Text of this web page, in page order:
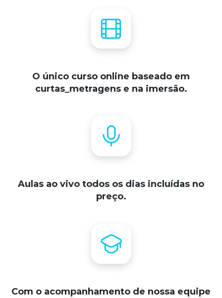
O único curso online baseado em
curtas_metragens e na imersão.
Aulas ao vivo todos os dias incluídas no
preço.
Com o acompanhamento de nossa equipe